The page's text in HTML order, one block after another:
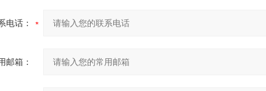
电话：
邮箱：